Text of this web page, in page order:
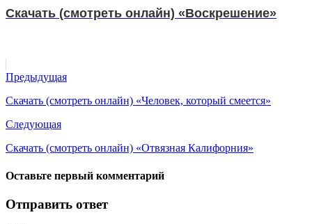
Скачать (смотреть онлайн) «Воскрешение»
Предыдущая
Скачать (смотреть онлайн) «Человек, который смеется»
Следующая
Скачать (смотреть онлайн) «Отвязная Калифорния»
Оставьте первый комментарий
Отправить ответ